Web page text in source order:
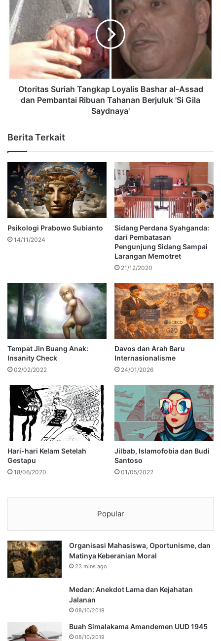
Otoritas Suriah Tangkap Loyalis Bashar al-Assad
dan Pembantai Ribuan Tahanan Berjuluk 'Si Gila
Saydnaya'
Berita Terkait
Psikologi Prabowo Subianto
14/11/2024
Sidang Perdana Syahganda:
dari Pembatasan
Pengunjung Sidang Sampai
Larangan Memotret
21/12/2020
Tempat Jin Buang Anak:
Insanity Check
02/02/2022
Davos dan Arah Baru
Internasionalisme
24/01/2026
Hari-hari Kelam Setelah
Gestapu
18/06/2020
Jilbab, Islamofobia dan Budi
Santoso
01/05/2022
Popular
Organisasi Mahasiswa, Oportunisme, dan
Matinya Keberanian Moral
23 mins ago
Medan: Anekdot Lama dan Kejahatan
Jalanan
08/10/2019
Buah Simalakama Amandemen UUD 1945
08/10/2019